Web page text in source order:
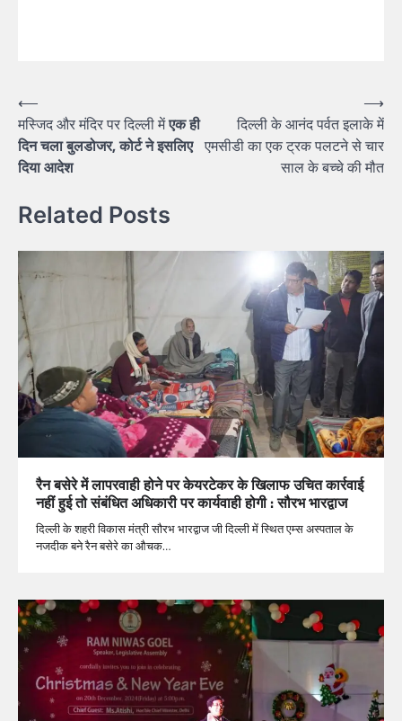
Post
navigation
⟵
मस्जिद और मंदिर पर दिल्ली मेंएक ही
दिन चला बुलडोजर, कोर्ट ने इसलिए
दिया आदेश
दिल्ली के आनंद पर्वत इलाके में
एमसीडी का एक ट्रक पलटने से चार
साल के बच्चे की मौत
⟶
Related Posts
रैन बसेरे में लापरवाही होने पर केयरटेकर के खिलाफ उचित कार्रवाई
नहीं हुई तो संबंधित अधिकारी पर कार्यवाही होगी : सौरभ भारद्वाज
दिल्ली के शहरी विकास मंत्री सौरभ भारद्वाज जी दिल्ली में स्थित एम्स अस्पताल के
नजदीक बने रैन बसेरे का औचक…